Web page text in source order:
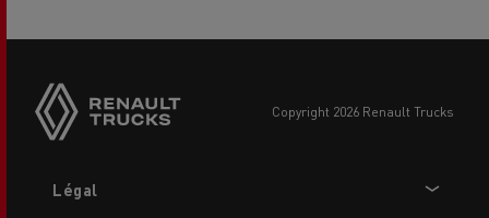
copyright 2026 Renault Trucks
menu
Légal